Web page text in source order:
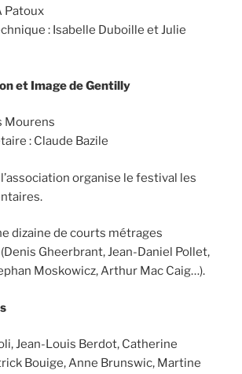
Patoux
: Isabelle Duboille et Julie
et Image de Gentilly
Mourens
: Claude Bazile
organise le festival les
dizaine de courts métrages
Gheerbrant, Jean-Daniel Pollet,
Moskowicz, Arthur Mac Caig…).
Jean-Louis Berdot, Catherine
Bouige, Anne Brunswic, Martine